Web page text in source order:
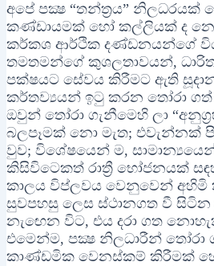
අපේ පක්‍ෂ “තන්ත්‍රය” නිලධරයක්
කණ්ඩායමක් හෝ කල්ලියක් ද
කර්කශ ආර්ථික දණ්ඩනයන්ගේ
තමතමන්ගේ කුශලතාවයන්,
පක්ෂයට සේවය කිරීමට ඇති
කර්තව්‍යයන් ඉටු කරන තෝරා
ඔවුන් තෝරා ගැනීමෙහි ලා
බලපෑමක් නො මැත; එවැන්නක්
වුව; විශේෂයෙන් ම,
කිසිවිටෙකත් රාත්‍රී භෝජනයක්
කාලය විප්ලවය වෙනුවෙන් අහිමි
සුවපහසු ලෙස ස්ථානගත වී
නැඟෙන විට, එය දරා ගත
එමෙන්ම, පක්‍ෂ නිලධාරීන් තෝරා
කාණ්ඩමික වෙනස්කම් කිරීමක්